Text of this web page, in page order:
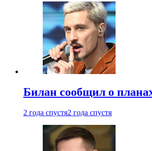
Билан сообщил о
2 года спустя2 года спустя